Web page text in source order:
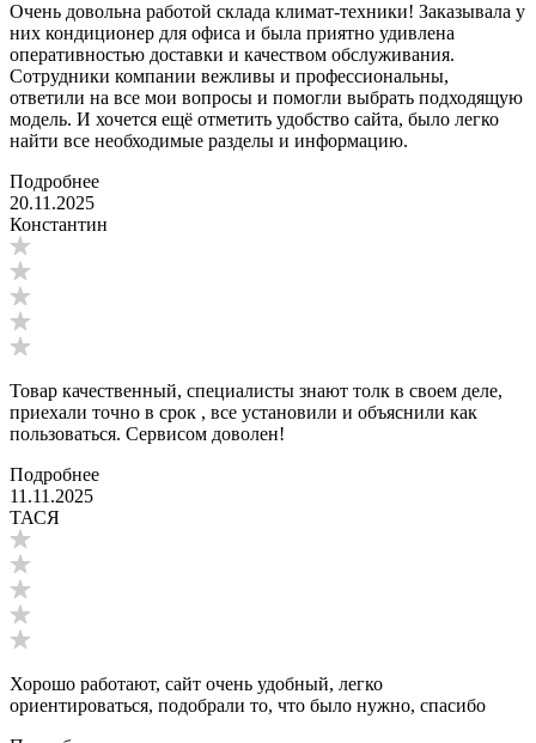
Очень довольна работой склада климат-техники! Заказывала у
них кондиционер для офиса и была приятно удивлена
оперативностью доставки и качеством обслуживания.
Сотрудники компании вежливы и профессиональны,
ответили на все мои вопросы и помогли выбрать подходящую
модель. И хочется ещё отметить удобство сайта, было легко
найти все необходимые разделы и информацию.
Подробнее
20.11.2025
Константин
Товар качественный, специалисты знают толк в своем деле,
приехали точно в срок , все установили и объяснили как
пользоваться. Сервисом доволен!
Подробнее
11.11.2025
ТАСЯ
Хорошо работают, сайт очень удобный, легко
ориентироваться, подобрали то, что было нужно, спасибо